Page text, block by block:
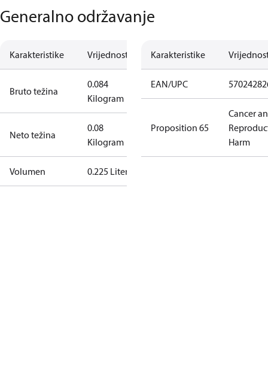
Generalno održavanje
Karakteristike Vrijednost
Bruto težina
0.084
Kilogram
Neto težina
0.08
Kilogram
Volumen 0.225 Liter
Karakteristike
EAN/UPC
Proposition 65
Cancer
Harm